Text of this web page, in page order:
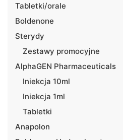
Tabletki/orale
Boldenone
Sterydy
Zestawy promocyjne
AlphaGEN Pharmaceuticals
Iniekcja 10ml
Iniekcja 1ml
Tabletki
Anapolon